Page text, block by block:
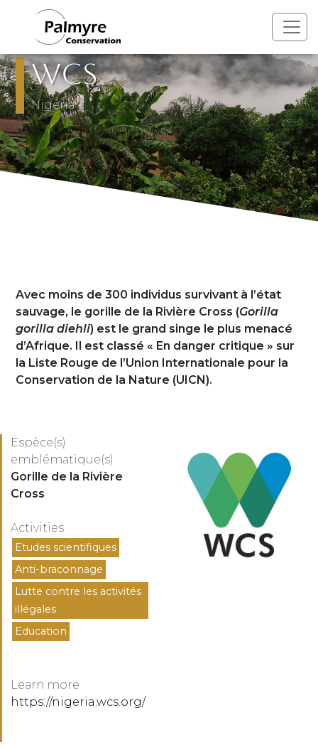
Aller au contenu principal
WCS
Pays
Nigeria
Présentation
Avec moins de 300 individus survivant à l’état
sauvage, le gorille de la Rivière Cross (Gorilla
gorilla diehli) est le grand singe le plus menacé
d’Afrique. Il est classé « En danger critique » sur
la Liste Rouge de l’Union Internationale pour la
Conservation de la Nature (UICN).
Espèce(s)
emblématique(s)
Espèces
Gorille de la Rivière
Cross
Activities
Activités
Etudes scientifiques
Anti-braconnage
Lutte contre les activités
illégales
Education
Learn more
https://nigeria.wcs.org/